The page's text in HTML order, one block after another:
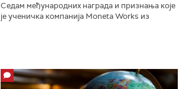
Седам међународних награда и признања које
је ученичка компанија Moneta Works из